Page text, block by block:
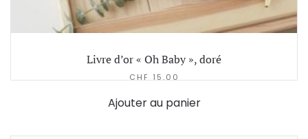
Livre d’or « Oh Baby », doré
CHF 15.00
Ajouter au panier